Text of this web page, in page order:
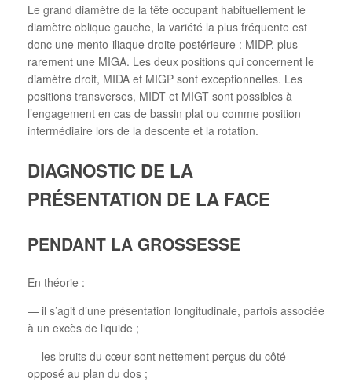
Le grand diamètre de la tête occupant habituellement le
diamètre oblique gauche, la variété la plus fréquente est
donc une mento-iliaque droite postérieure : MIDP, plus
rarement une MIGA. Les deux positions qui concernent le
diamètre droit, MIDA et MIGP sont exceptionnelles. Les
positions transverses, MIDT et MIGT sont possibles à
l’engagement en cas de bassin plat ou comme position
intermédiaire lors de la descente et la rotation.
DIAGNOSTIC DE LA
PRÉSENTATION DE LA FACE
PENDANT LA GROSSESSE
En théorie :
— il s’agit d’une présentation longitudinale, parfois associée
à un excès de liquide ;
— les bruits du cœur sont nettement perçus du côté
opposé au plan du dos ;